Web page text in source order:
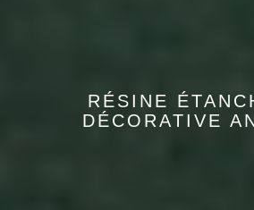
RÉSINE
DÉCORATIVE